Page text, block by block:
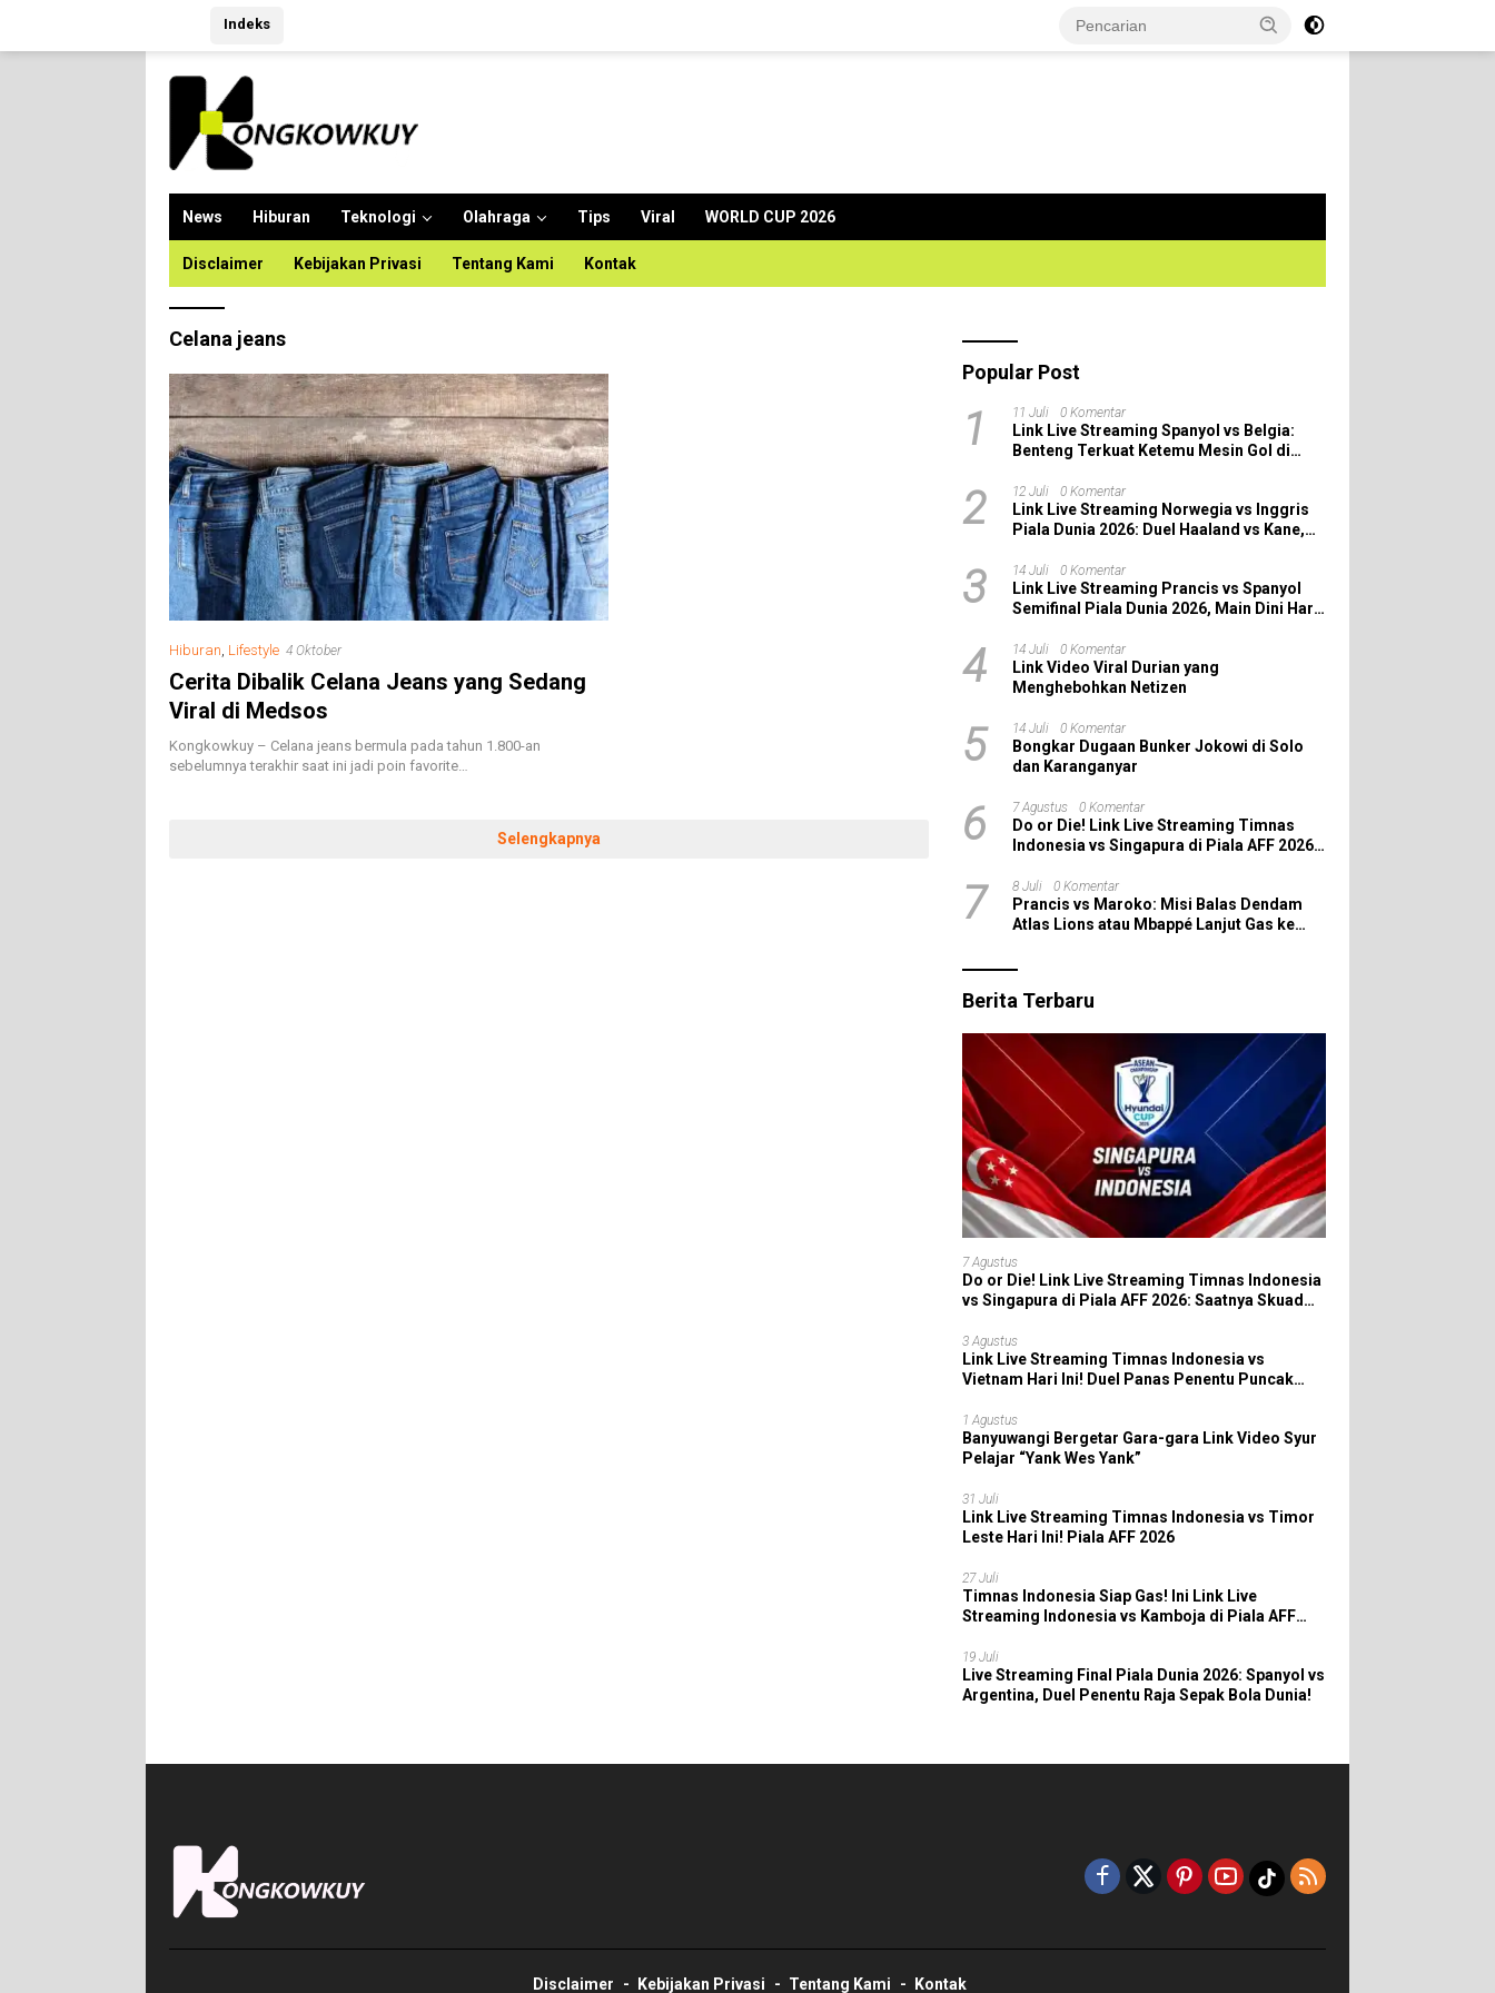
Indeks
News Hiburan Teknologi Olahraga Tips Viral WORLD CUP 2026
Disclaimer Kebijakan Privasi Tentang Kami Kontak
Celana jeans
Hiburan, Lifestyle 4 Oktober
Cerita Dibalik Celana Jeans yang Sedang
Viral di Medsos
Kongkowkuy – Celana jeans bermula pada tahun 1.800-an
sebelumnya terakhir saat ini jadi poin favorite…
Selengkapnya
Popular Post
1 11 Juli 0 Komentar
Link Live Streaming Spanyol vs Belgia:
Benteng Terkuat Ketemu Mesin Gol di
2 12 Juli 0 Komentar
Link Live Streaming Norwegia vs Inggris
Piala Dunia 2026: Duel Haaland vs Kane,
3 14 Juli 0 Komentar
Link Live Streaming Prancis vs Spanyol
Semifinal Piala Dunia 2026, Main Dini Hari
4 14 Juli 0 Komentar
Link Video Viral Durian yang
Menghebohkan Netizen
5 14 Juli 0 Komentar
Bongkar Dugaan Bunker Jokowi di Solo
dan Karanganyar
6 7 Agustus 0 Komentar
Do or Die! Link Live Streaming Timnas
Indonesia vs Singapura di Piala AFF 2026:
7 8 Juli 0 Komentar
Prancis vs Maroko: Misi Balas Dendam
Atlas Lions atau Mbappé Lanjut Gas ke
Berita Terbaru
7 Agustus
Do or Die! Link Live Streaming Timnas Indonesia
vs Singapura di Piala AFF 2026: Saatnya Skuad
3 Agustus
Link Live Streaming Timnas Indonesia vs
Vietnam Hari Ini! Duel Panas Penentu Puncak
1 Agustus
Banyuwangi Bergetar Gara-gara Link Video Syur
Pelajar “Yank Wes Yank”
31 Juli
Link Live Streaming Timnas Indonesia vs Timor
Leste Hari Ini! Piala AFF 2026
27 Juli
Timnas Indonesia Siap Gas! Ini Link Live
Streaming Indonesia vs Kamboja di Piala AFF
19 Juli
Live Streaming Final Piala Dunia 2026: Spanyol vs
Argentina, Duel Penentu Raja Sepak Bola Dunia!
Disclaimer Kebijakan Privasi Tentang Kami Kontak